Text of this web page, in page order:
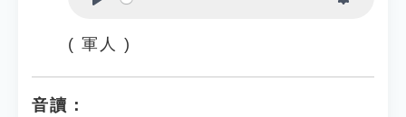
( 軍人 )
音讀：